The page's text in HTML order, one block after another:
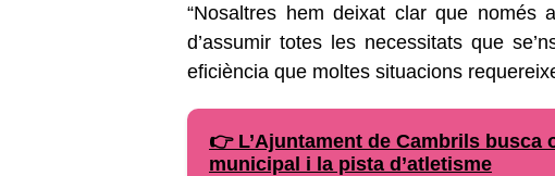
“Nosaltres hem deixat clar que només
d’assumir totes les necessitats que
eficiència que moltes situacions
👉 L’Ajuntament de Cambrils
municipal i la pista d’atletisme